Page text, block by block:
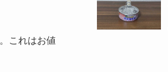
これはお値